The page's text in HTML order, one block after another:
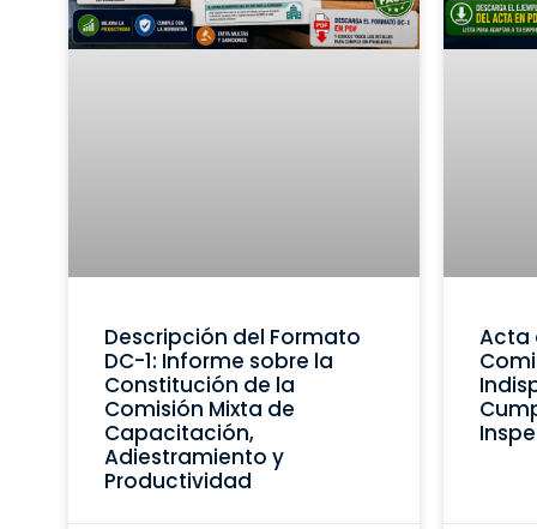
Descripción del Formato
DC-1: Informe sobre la
Constitución de la
Comisión Mixta de
Capacitación,
Adiestramiento y
Productividad
Acta